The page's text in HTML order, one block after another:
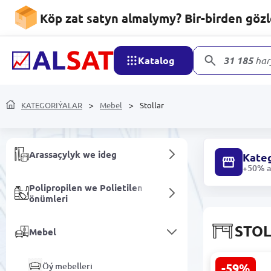
Köp zat satyn almalymy? Bir-birden
Katalog 31 185
KATEGORIÝALAR Mebel Stollar
Hojalyk harytlary
Mobil enjamlary we
Tor we wideo gözegçilik
Arassaçylyk we ideg
Polipropilen we Polietilen
önümleri
Mebel
Öý mebelleri
+50%